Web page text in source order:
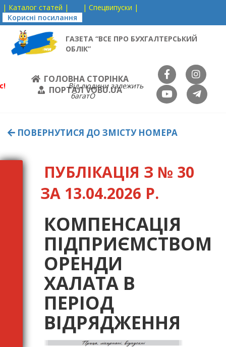
| Каталог статей |
| Спецвипуски |
Корисні посилання
ГАЗЕТА “ВСЕ ПРО БУХГАЛТЕРСЬКИЙ
ОБЛІК”
ГОЛОВНА СТОРІНКА
ПОРТАЛ VOBU.UA
Від людини залежить
багатО
ПОВЕРНУТИСЯ ДО ЗМІСТУ НОМЕРА
ПУБЛІКАЦІЯ З № 30
ЗА 13.04.2026 Р.
КОМПЕНСАЦІЯ
ПІДПРИЄМСТВОМ
ОРЕНДИ
ХАЛАТА В
ПЕРІОД
ВІДРЯДЖЕННЯ